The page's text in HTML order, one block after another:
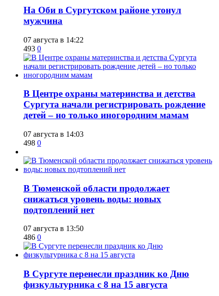
​На Оби в Сургутском районе утонул
мужчина
07 августа в 14:22
493 0
​В Центре охраны материнства и детства
Сургута начали регистрировать рождение
детей – но только иногородним мамам
07 августа в 14:03
498 0
​В Тюменской области продолжает
снижаться уровень воды: новых
подтоплений нет
07 августа в 13:50
486 0
​В Сургуте перенесли праздник ко Дню
физкультурника с 8 на 15 августа